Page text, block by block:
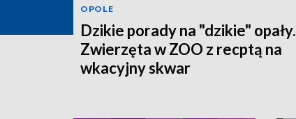
OPOLE
Dzikie porady na "dzikie" opały.
Zwierzęta w ZOO z recptą na
wkacyjny skwar